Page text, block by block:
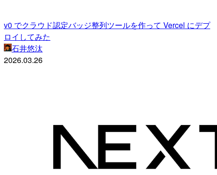
v0 でクラウド認定バッジ整列ツールを作って Vercel にデプ
ロイしてみた
石井悠汰
2026.03.26